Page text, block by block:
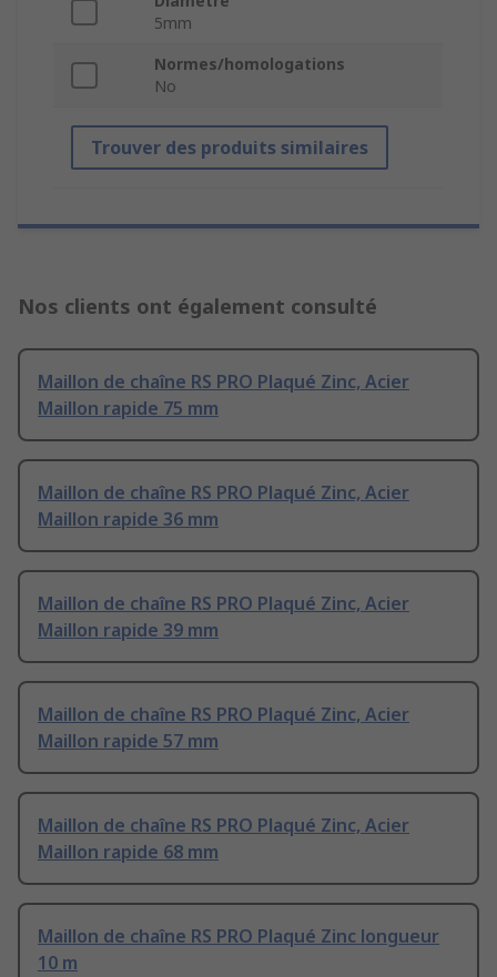
5mm
Normes/homologations
No
Trouver des produits similaires
Nos clients ont également consulté
Maillon de chaîne RS PRO Plaqué Zinc, Acier
Maillon rapide 75 mm
Maillon de chaîne RS PRO Plaqué Zinc, Acier
Maillon rapide 36 mm
Maillon de chaîne RS PRO Plaqué Zinc, Acier
Maillon rapide 39 mm
Maillon de chaîne RS PRO Plaqué Zinc, Acier
Maillon rapide 57 mm
Maillon de chaîne RS PRO Plaqué Zinc, Acier
Maillon rapide 68 mm
Maillon de chaîne RS PRO Plaqué Zinc longueur
10 m